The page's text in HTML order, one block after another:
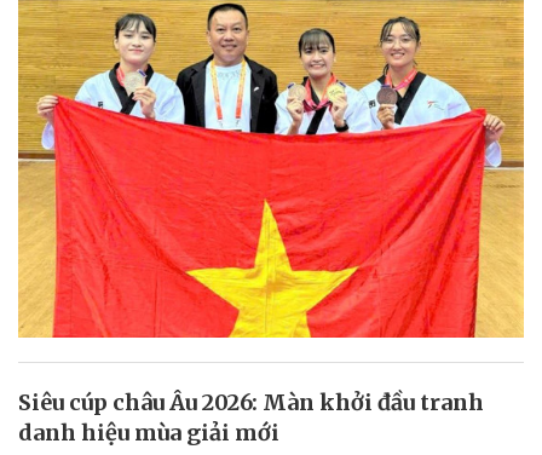
Siêu cúp châu Âu 2026: Màn khởi đầu tranh
danh hiệu mùa giải mới